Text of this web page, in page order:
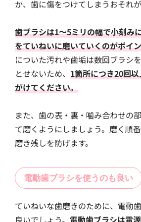
か、歯に傷をつけてしまうおそれが
歯ブラシは1〜5ミリの幅で小刻み
をていねいに磨いていくのがポイ
についた汚れや歯垢は数回ブラシ
とせないため、 1箇所につき20回
がけてください。
また、歯の表・裏・噛み合わせの
て磨くようにしましょう。磨く順
磨き残しを防げます。
電動歯ブラシを使うのも良い
ていねいな歯磨きのために、電動
良いでしょう。 電動歯ブラシは電